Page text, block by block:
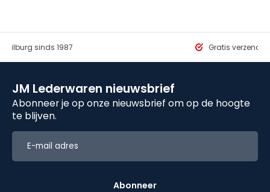
Tilburg sinds 1987 Gratis
JM Lederwaren nieuwsbrief
Abonneer je op onze nieuwsbrief om op de hoogte
te blijven.
Abonneer